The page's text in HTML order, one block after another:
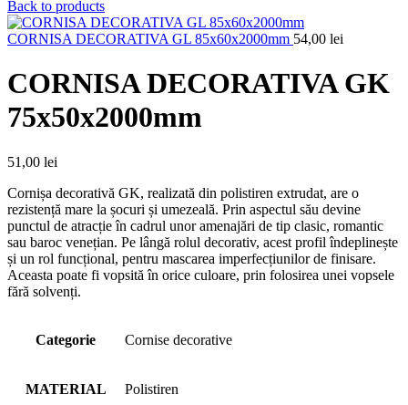
Back to products
CORNISA DECORATIVA GL 85x60x2000mm 54,00 lei
CORNISA DECORATIVA GK
75x50x2000mm
51,00 lei
Cornișa decorativă GK, realizată din polistiren extrudat, are o
rezistență mare la șocuri și umezeală. Prin aspectul său devine
punctul de atracție în cadrul unor amenajări de tip clasic, romantic
sau baroc venețian. Pe lângă rolul decorativ, acest profil îndeplinește
și un rol funcțional, pentru mascarea imperfecțiunilor de finisare.
Aceasta poate fi vopsită în orice culoare, prin folosirea unei vopsele
fără solvenți.
Categorie Cornise decorative
MATERIAL Polistiren